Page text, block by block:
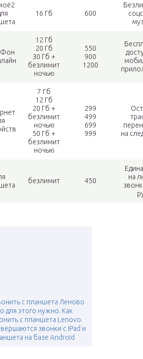
16 Гб 600
12 Гб
20 Гб
З0 Гб +
безлимит
ночью
550
900
1200
7 Гб
12 Гб
20 Гб +
безлимит
ночью
50 Гб +
безлимит
ночью
299
499
699
999
на
безлимит 450
на
с планшета Леново
для этого нужно. Как
с планшета Lenovo.
звонки с iPad и
на базе Android